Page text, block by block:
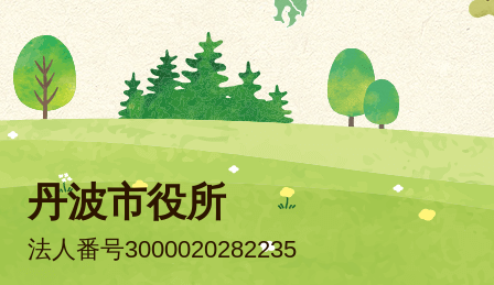
丹波市役所
法人番号3000020282235